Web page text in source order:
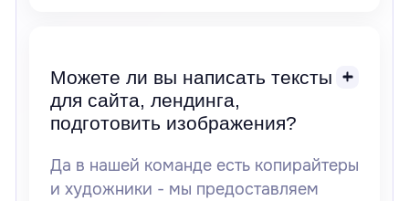
Можете ли вы написать тексты
для сайта, лендинга,
подготовить изображения?
Да в нашей команде есть копирайтеры
и художники - мы предоставляем